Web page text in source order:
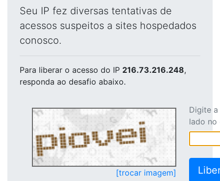
Seu IP fez diversas tentativas de
acessos suspeitos a sites hospedados
conosco.
Para liberar o acesso do IP 216.73.216.248,
responda ao desafio abaixo.
[trocar imagem]
Digite
lado no